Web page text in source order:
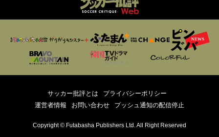
サッカー批評とは
プライバシーポリシー
運営者情報
お問い合わせ プッシュ通知の配信停止
Copyright © Futabasha Publishers Ltd. All Right Reserved